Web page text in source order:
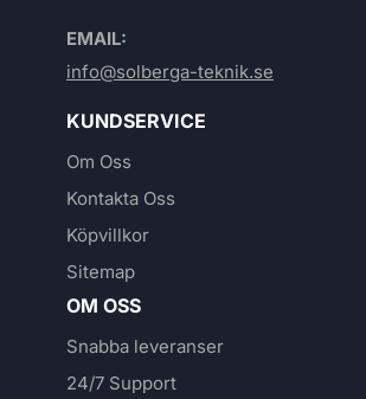
EMAIL:
info@solberga-teknik.se
KUNDSERVICE
Om Oss
Kontakta Oss
Köpvillkor
Sitemap
OM OSS
Snabba leveranser
24/7 Support